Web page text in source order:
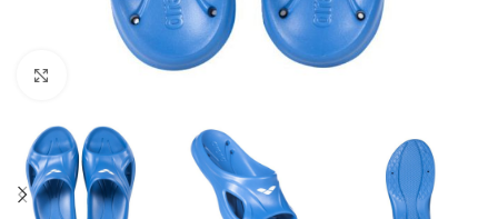
Kliknite za uvećanje